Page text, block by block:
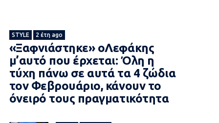
STYLE 2 έτη ago
«Ξαφνιάστηκε» οΛεφάκης
μ’αυτό που έρχεται: Όλη η
τύχη πάνω σε αυτά τα 4 ζώδια
τον Φεβρουάριο, κάνουν το
όνειρό τους πραγματικότητα